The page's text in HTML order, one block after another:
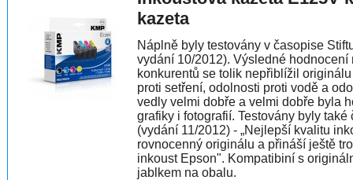
kazeta
Náplně byly testovány v časopise
vydání 10/2012). Výsledné
konkurentů se tolik nepřiblížil
proti setření, odolnosti proti vodě a
vedly velmi dobře a velmi dobře byla
grafiky i fotografií. Testovány byly
(vydání 11/2012) - „Nejlepší kvalitu
rovnocenný originálu a přináší ještě
inkoust Epson". Kompatibiní s
jablkem na obalu.